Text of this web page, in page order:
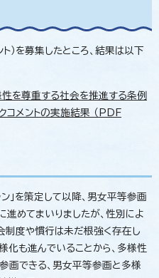
）を募集したところ、結果は以下
を尊重する社会を推進する条例
クコメントの実施結果 （PDF
」を策定して以降、男女平等参画
めてまいりましたが、性別によ
制度や慣行は未だ根強く存在し
化も進んでいることから、多様性
画できる、男女平等参画と多様